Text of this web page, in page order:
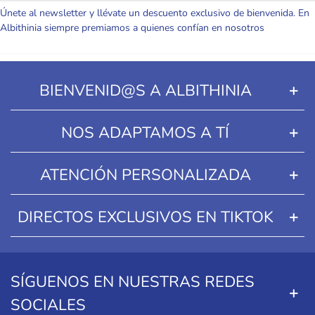
Únete al newsletter y llévate un descuento exclusivo de bienvenida. En
Albithinia siempre premiamos a quienes confían en nosotros
BIENVENID@S A ALBITHINIA
NOS ADAPTAMOS A TÍ
ATENCIÓN PERSONALIZADA
DIRECTOS EXCLUSIVOS EN TIKTOK
SÍGUENOS EN NUESTRAS REDES
SOCIALES